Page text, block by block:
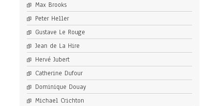
Max Brooks
Peter Heller
Gustave Le Rouge
Jean de La Hire
Hervé Jubert
Catherine Dufour
Dominique Douay
Michael Crichton